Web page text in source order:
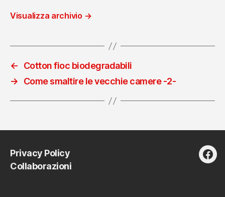
Visualizza archivio →
←
Cotton fioc biodegradabili
→
Come smaltire le vecchie camere -2-
Privacy Policy
Collaborazioni